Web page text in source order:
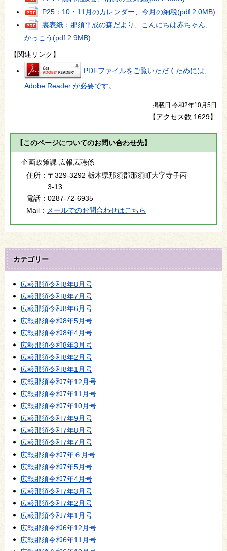
P25：10・11月のカレンダー、今月の納税(pdf 2.0MB)
裏表紙：那須平成の森だより、こんにちは赤ちゃん、
かっこう(pdf 2.9MB)
【関連リンク】
PDFファイルをご覧いただくためには、
Adobe Reader が必要です。
掲載日 令和2年10月5日
【アクセス数 1629】
【このページについてのお問い合わせ先】
企画政策課 広報広聴係
住所： 〒329-3292 栃木県那須郡那須町大字寺子丙
3-13
電話： 0287-72-6935
Mail：
メールでのお問合わせはこちら
カテゴリー
広報那須令和8年8月号
広報那須令和8年7月号
広報那須令和8年6月号
広報那須令和8年5月号
広報那須令和8年4月号
広報那須令和8年3月号
広報那須令和8年2月号
広報那須令和8年1月号
広報那須令和7年12月号
広報那須令和7年11月号
広報那須令和7年10月号
広報那須令和7年9月号
広報那須令和7年8月号
広報那須令和7年7月号
広報那須令和7年６月号
広報那須令和7年5月号
広報那須令和7年4月号
広報那須令和7年3月号
広報那須令和7年2月号
広報那須令和7年1月号
広報那須令和6年12月号
広報那須令和6年11月号